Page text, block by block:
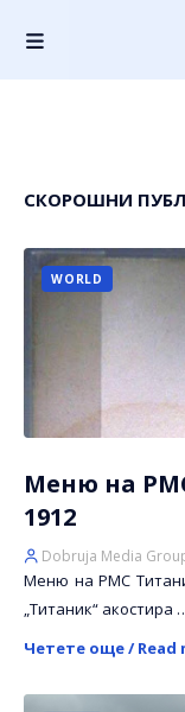
СКОРОШНИ
WORLD
Меню на
1912
Dobruja Media
Меню на РМС
„Титаник“ акостира
Четете още / Read